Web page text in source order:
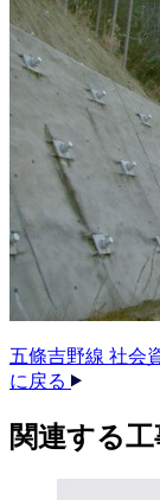
五條吉野線 社会
に戻る
関連する​